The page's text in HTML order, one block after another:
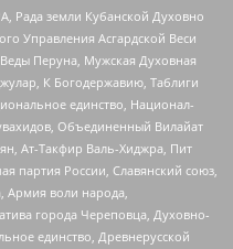
Рада земли Кубанской Духовно
Управления Асгардской Веси
Перуна, Мужская Духовная
К Богодержавию, Таблиги
единство, Национал-
Объединенный Вилайат
Ат-Такфир Валь-Хиджра, Пит
партия России, Славянский союз,
Армия воли народа,
города Череповца, Духовно-
единство, Древнерусской